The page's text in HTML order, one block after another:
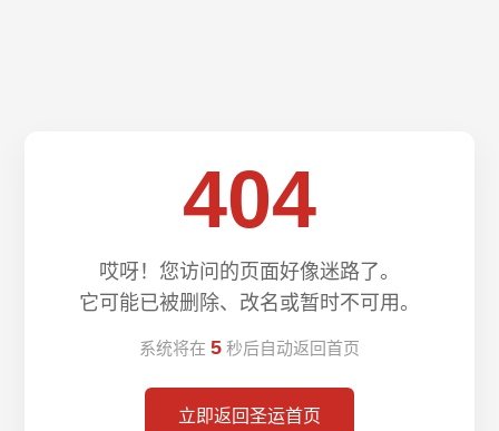
404
哎呀！您访问的页面好像迷路了。
它可能已被删除、改名或暂时不可用。
系统将在 5 秒后自动返回首页
立即返回圣运首页